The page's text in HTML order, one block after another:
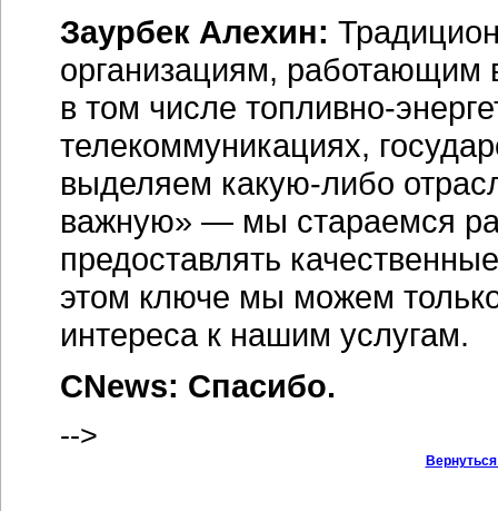
Заурбек Алехин:
организациям, работающим
в том числе топливно-
телекоммуникациях,
выделяем какую-либо
важную» — мы стараемся
предоставлять
этом ключе мы можем
интереса к нашим услугам.
CNews: Спасибо.
-->